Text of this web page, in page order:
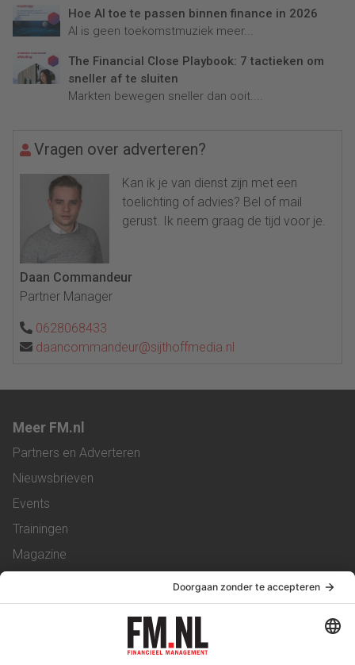
Hoe AI toe te passen binnen finance in 2026
AI is geen toekomstmuziek meer...
The Financial Close Playbook: 7 tactieken om
sneller af te sluiten
Markten bewegen sneller dan ooit....
Vragen over adverteren?
Kan ik je van dienst zijn met een
toelichting of advies? Bel of mail
gerust. Ik neem graag de tijd voor je.
Daan Commandeur
Partner Manager
0628068433
daancommandeur@sijthoffmedia.nl
Meer FM.nl
Partners en Adverteren
Nieuwsbrieven
Events
Trainingen
Magazine
Service & Contact